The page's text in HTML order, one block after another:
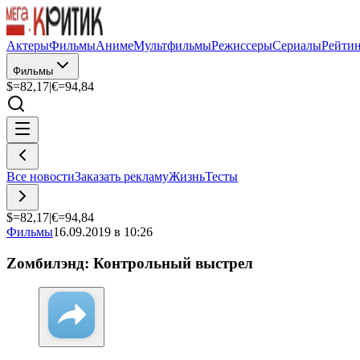
АктерыФильмыАнимеМультфильмыРежиссерыСериалы
Фильмы
$=82,17|€=94,84
Все новостиЗаказать рекламуЖизньТесты
$=82,17|€=94,84
Фильмы16.09.2019 в 10:26
Zомбилэнд: Контрольный выстрел